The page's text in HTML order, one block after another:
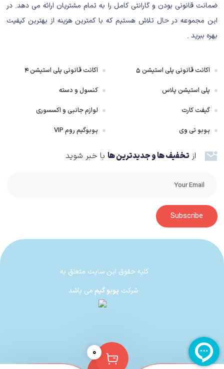
ضمانت قانونی بودن و گارانتی کامل را به تمام مشتریان ارائه می دهد. در
این مجموعه در حال تلاش هستیم که با کمترین هزینه از بهترین کیفیت
بهره ببرید .
اکانت قانونی پلی استیشن ۵
پلی استیشن پلاس
گیفت کارت
پوبو تی وی
اکانت قانونی پلی استیشن ۴
کنسول و دسته
لوازم جانبی و اکسسوری
پوبوگیم روم VIP
از تخفیف ها و جدیدترین ها با خبر شوید
Subscribe
کلیه حقوق این سایت متعلق به
شرکت پوبو گیممی باشد
۰